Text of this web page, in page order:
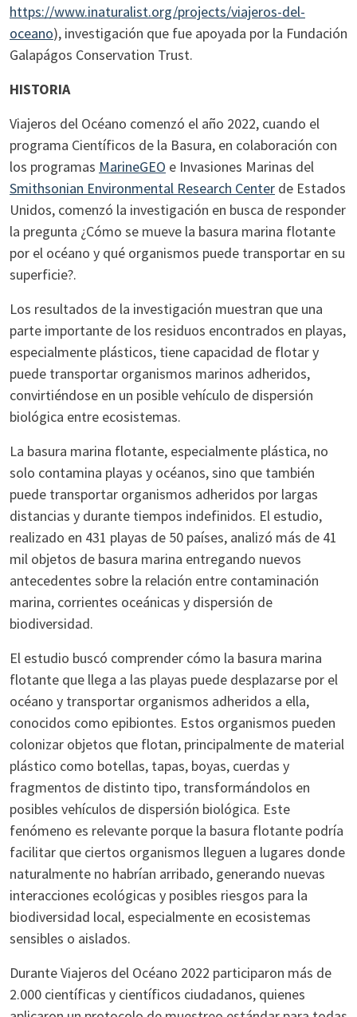
https://www.inaturalist.org/projects/viajeros-del-
oceano), investigación que fue apoyada por la Fundación
Galapágos Conservation Trust.
HISTORIA
Viajeros del Océano comenzó el año 2022, cuando el
programa Científicos de la Basura, en colaboración con
los programas MarineGEO e Invasiones Marinas del
Smithsonian Environmental Research Center de Estados
Unidos, comenzó la investigación en busca de responder
la pregunta ¿Cómo se mueve la basura marina flotante
por el océano y qué organismos puede transportar en su
superficie?.
Los resultados de la investigación muestran que una
parte importante de los residuos encontrados en playas,
especialmente plásticos, tiene capacidad de flotar y
puede transportar organismos marinos adheridos,
convirtiéndose en un posible vehículo de dispersión
biológica entre ecosistemas.
La basura marina flotante, especialmente plástica, no
solo contamina playas y océanos, sino que también
puede transportar organismos adheridos por largas
distancias y durante tiempos indefinidos. El estudio,
realizado en 431 playas de 50 países, analizó más de 41
mil objetos de basura marina entregando nuevos
antecedentes sobre la relación entre contaminación
marina, corrientes oceánicas y dispersión de
biodiversidad.
El estudio buscó comprender cómo la basura marina
flotante que llega a las playas puede desplazarse por el
océano y transportar organismos adheridos a ella,
conocidos como epibiontes. Estos organismos pueden
colonizar objetos que flotan, principalmente de material
plástico como botellas, tapas, boyas, cuerdas y
fragmentos de distinto tipo, transformándolos en
posibles vehículos de dispersión biológica. Este
fenómeno es relevante porque la basura flotante podría
facilitar que ciertos organismos lleguen a lugares donde
naturalmente no habrían arribado, generando nuevas
interacciones ecológicas y posibles riesgos para la
biodiversidad local, especialmente en ecosistemas
sensibles o aislados.
Durante Viajeros del Océano 2022 participaron más de
2.000 científicas y científicos ciudadanos, quienes